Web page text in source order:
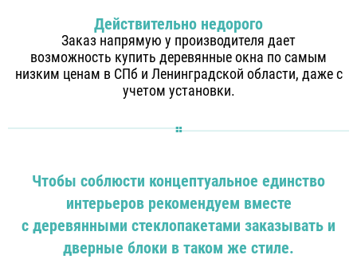
Действительно недорого
Заказ напрямую у производителя дает
возможность купить деревянные окна по самым
низким ценам в СПб и Ленинградской области, даже с
учетом установки.
Чтобы соблюсти концептуальное единство
интерьеров рекомендуем вместе
с деревянными стеклопакетами заказывать и
дверные блоки в таком же стиле.